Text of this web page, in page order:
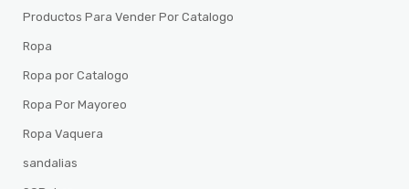
Productos Para Vender Por Catalogo
Ropa
Ropa por Catalogo
Ropa Por Mayoreo
Ropa Vaquera
sandalias